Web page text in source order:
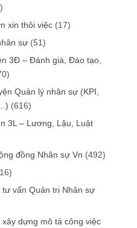
xin thôi việc (17)
sự (51)
3Đ – Đánh giá, Đào tạo,
Quản lý nhân sự (KPI,
(616)
3L – Lương, Lậu, Luật
đồng Nhân sự Vn (492)
tư vấn Quản trị Nhân sự
xây dựng mô tả công việc